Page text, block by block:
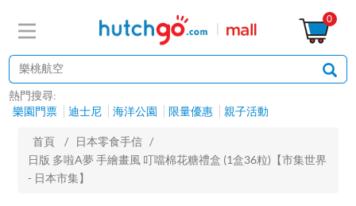
0
熱門搜尋:
樂園門票
迪士尼 海洋公園 限量優惠 親子活動
首頁 / 日本零食手信
/
日版 多啦A夢 手繪畫風 叮噹棉花糖禮盒 (1盒36粒)【市集世界
- 日本市集】